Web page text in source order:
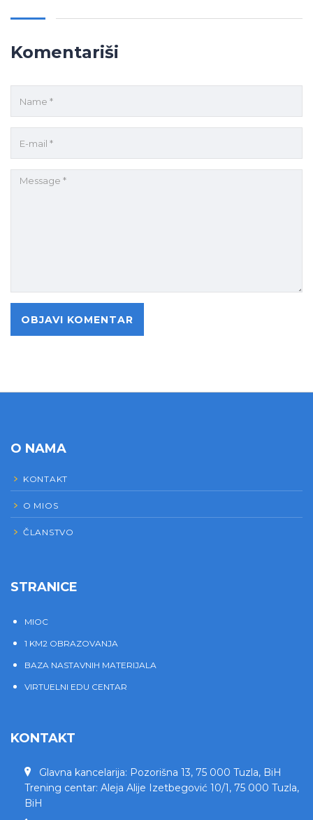
Komentariši
O NAMA
KONTAKT
O MIOS
ČLANSTVO
STRANICE
MIOC
1 KM2 OBRAZOVANJA
BAZA NASTAVNIH MATERIJALA
VIRTUELNI EDU CENTAR
KONTAKT
Glavna kancelarija: Pozorišna 13, 75 000 Tuzla, BiH
Trening centar: Aleja Alije Izetbegović 10/1, 75 000 Tuzla,
BiH